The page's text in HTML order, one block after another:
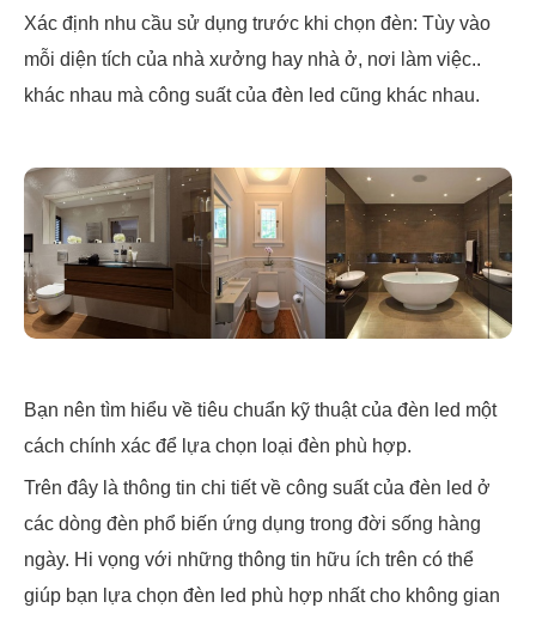
Xác định nhu cầu sử dụng trước khi chọn đèn: Tùy vào
mỗi diện tích của nhà xưởng hay nhà ở, nơi làm việc..
khác nhau mà công suất của đèn led cũng khác nhau.
Bạn nên tìm hiểu về tiêu chuẩn kỹ thuật của đèn led một
cách chính xác để lựa chọn loại đèn phù hợp.
Trên đây là thông tin chi tiết về công suất của đèn led ở
các dòng đèn phổ biến ứng dụng trong đời sống hàng
ngày. Hi vọng với những thông tin hữu ích trên có thể
giúp bạn lựa chọn đèn led phù hợp nhất cho không gian